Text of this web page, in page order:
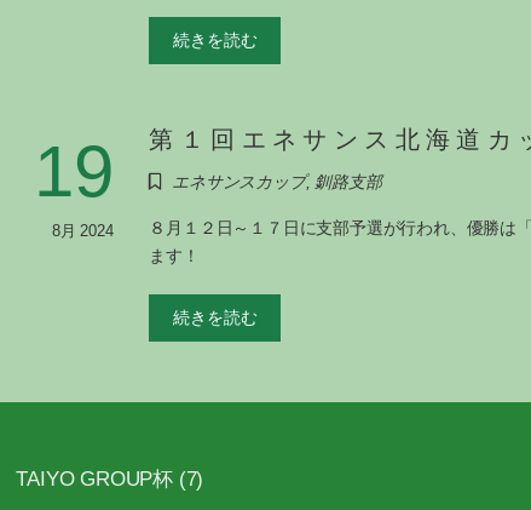
続きを読む
19
8月 2024
第１回エネサンス北海道カ
エネサンスカップ, 釧路支部
８月１２日～１７日に支部予選が行われ、優勝は
ます！
続きを読む
TAIYO GROUP杯 (7)